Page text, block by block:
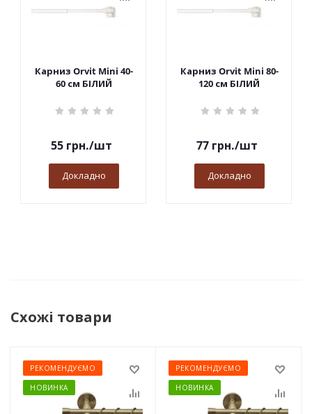
Карниз Orvit Mini 40-
60 см БІЛИЙ
55грн./шт
Докладно
Карниз Orvit Mini 80-
120 см БІЛИЙ
77грн./шт
Докладно
Схожі товари
РЕКОМЕНДУЄМО
НОВИНКА
РЕКОМЕНДУЄМО
НОВИНКА